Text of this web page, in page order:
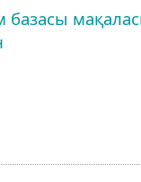
базасы